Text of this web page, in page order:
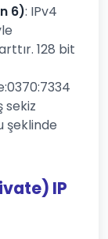
6): IPv4
128 bit
sekiz
şeklinde
IP